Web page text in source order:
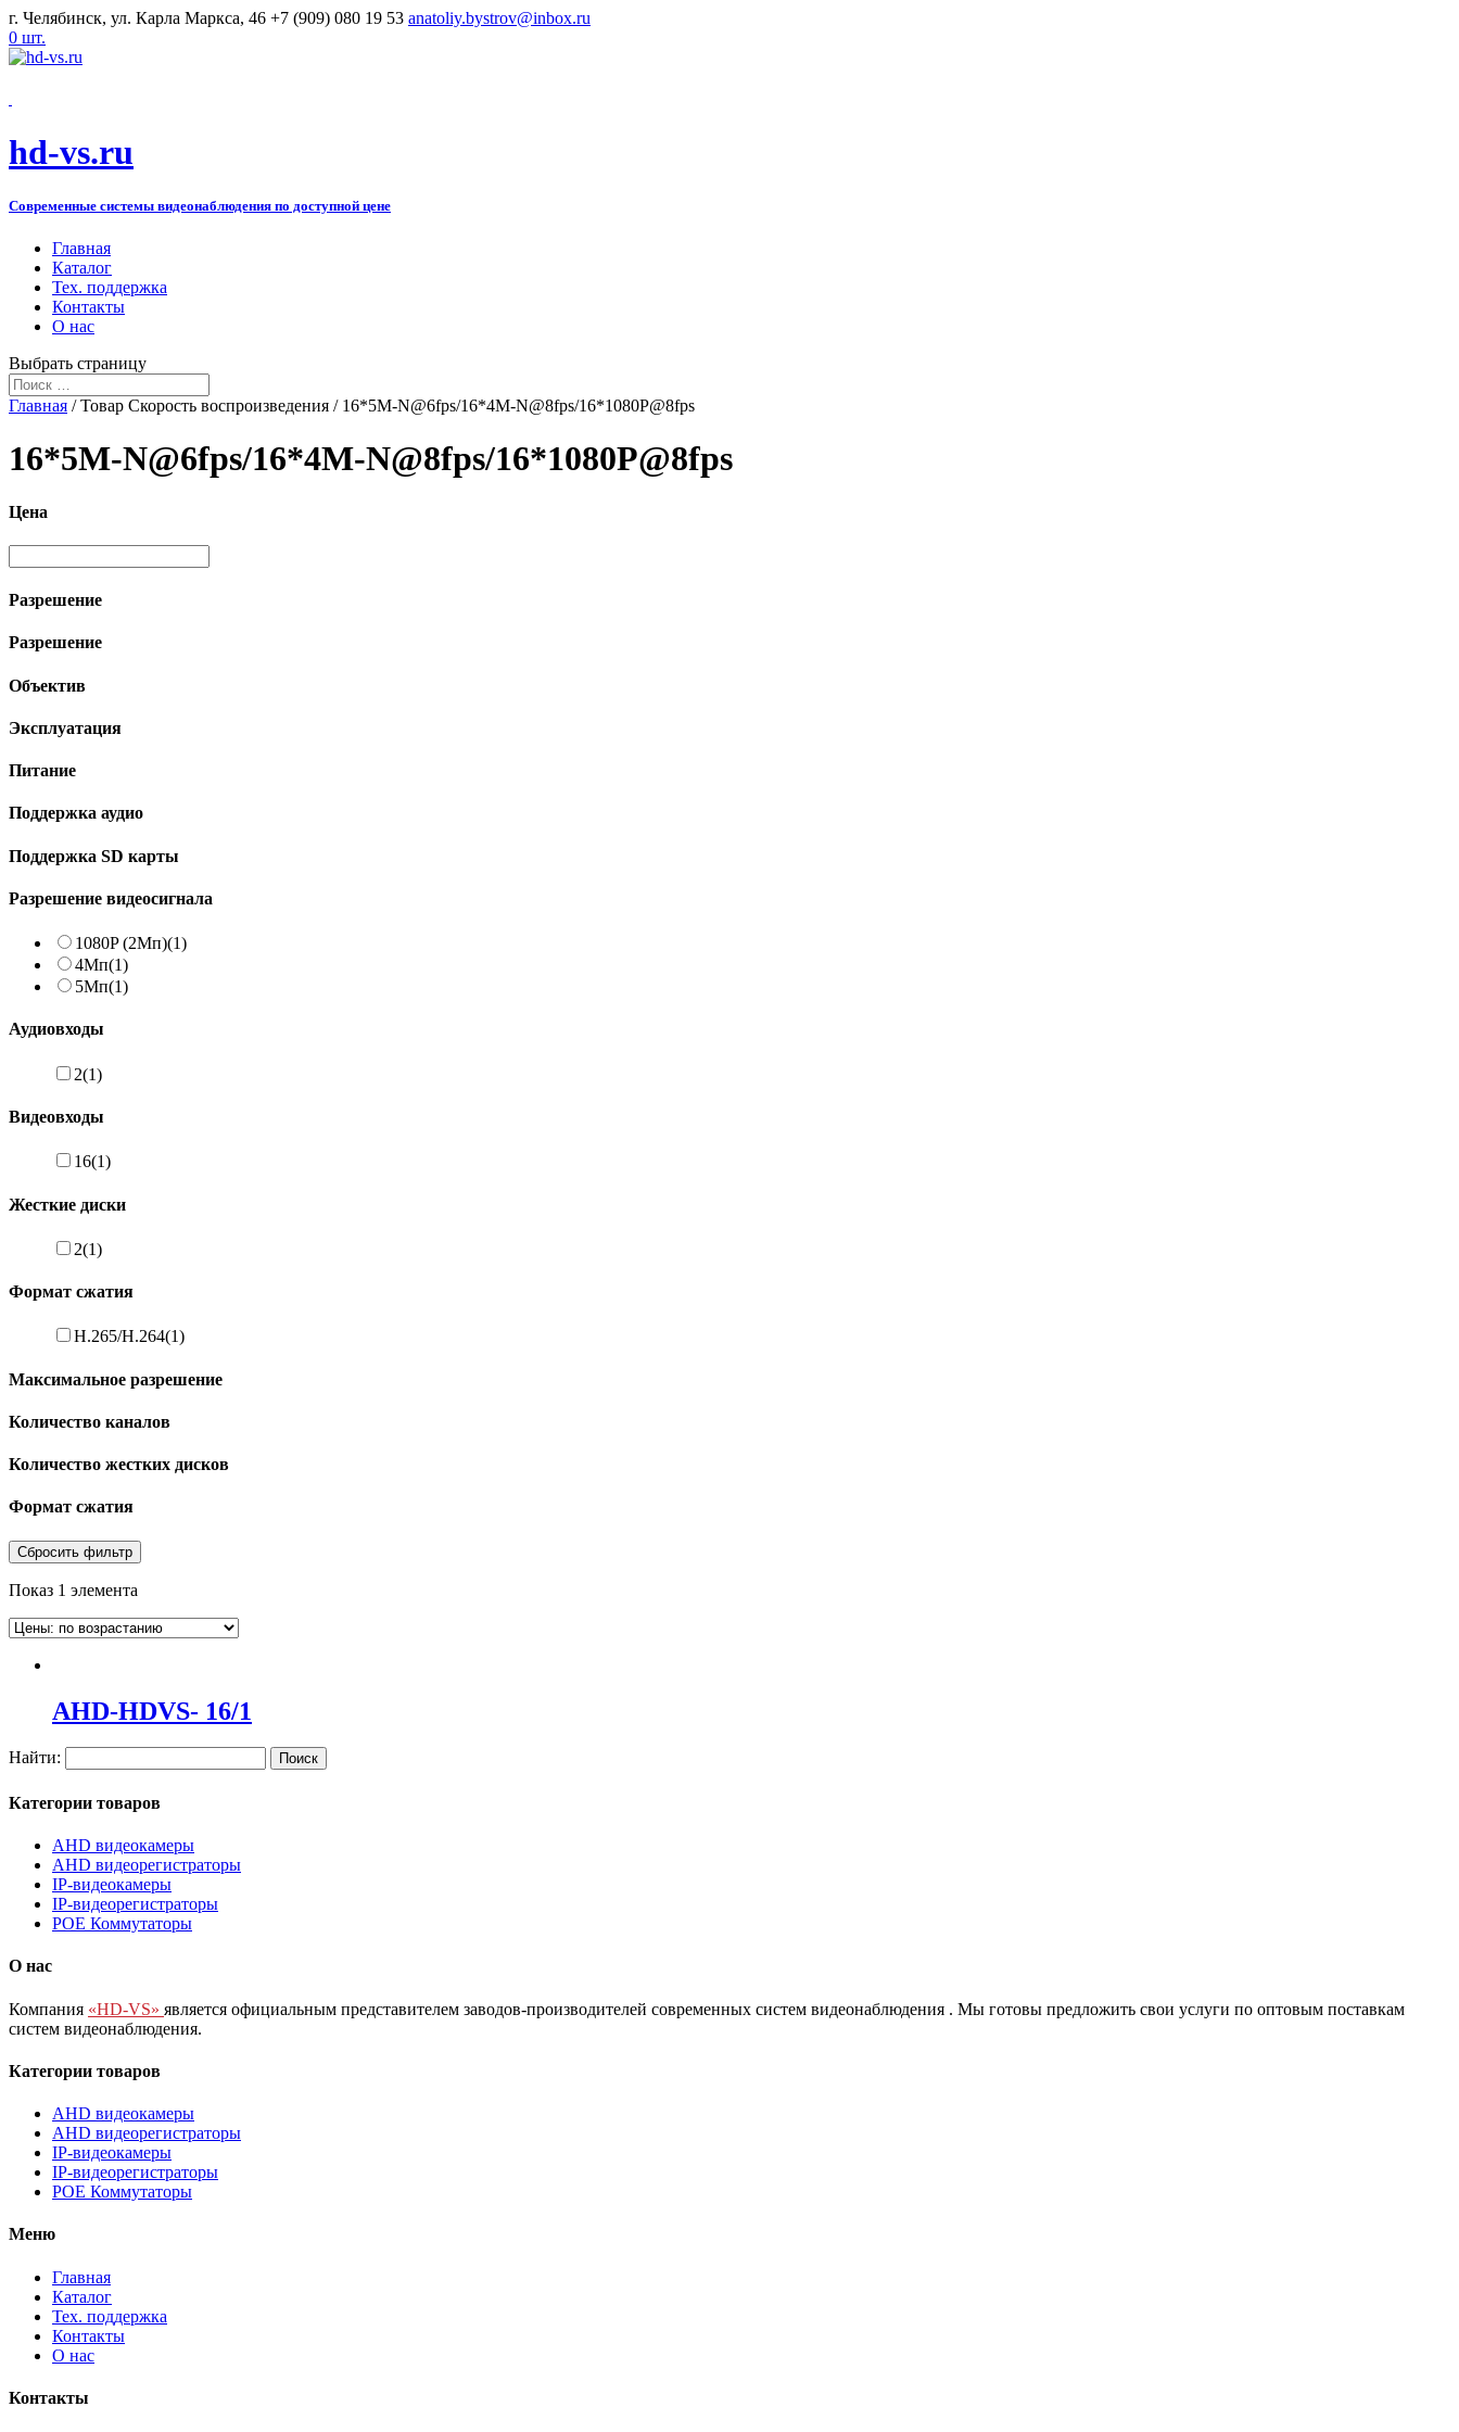
г. Челябинск, ул. Карла Маркса, 46 +7 (909) 080 19 53 anatoliy.bystrov@inbox.ru
0 шт.
hd-vs.ru
Современные системы видеонаблюдения по доступной цене
Главная
Каталог
Тех. поддержка
Контакты
О нас
Выбрать страницу
Главная / Товар Скорость воспроизведения / 16*5M-N@6fps/16*4M-N@8fps/16*1080P@8fps
16*5M-N@6fps/16*4M-N@8fps/16*1080P@8fps
Цена
Разрешение
Разрешение
Объектив
Эксплуатация
Питание
Поддержка аудио
Поддержка SD карты
Разрешение видеосигнала
1080P (2Мп)(1)
4Мп(1)
5Мп(1)
Аудиовходы
2(1)
Видеовходы
16(1)
Жесткие диски
2(1)
Формат сжатия
H.265/H.264(1)
Максимальное разрешение
Количество каналов
Количество жестких дисков
Формат сжатия
Сбросить фильтр
Показ 1 элемента
AHD-HDVS- 16/1
Найти:
Категории товаров
AHD видеокамеры
AHD видеорегистраторы
IP-видеокамеры
IP-видеорегистраторы
POE Коммутаторы
О нас
Компания «HD-VS» является официальным представителем заводов-производителей современных систем видеонаблюдения . Мы готовы предложить свои услуги по оптовым поставкам
систем видеонаблюдения.
Категории товаров
AHD видеокамеры
AHD видеорегистраторы
IP-видеокамеры
IP-видеорегистраторы
POE Коммутаторы
Меню
Главная
Каталог
Тех. поддержка
Контакты
О нас
Контакты